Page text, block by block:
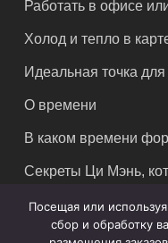
Работать в офисе
Холод и тепло в
Идеальная точка для
О времени
В каком времени
Секреты Ци Мэнь,
Посещая или
сбор и обработку